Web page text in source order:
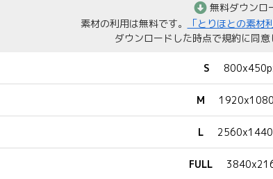
無料ダウンロ
素材の利用は無料です。
「とりほとの素材
ダウンロードした時点で規約に同意
S
M
L
FULL